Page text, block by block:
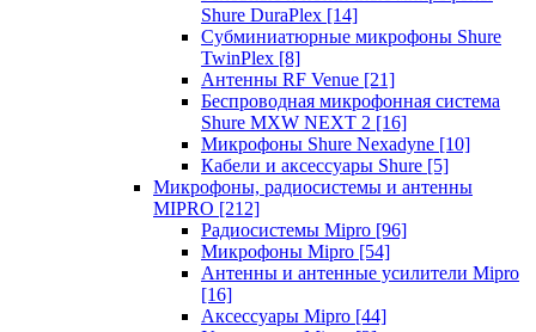
Shure DuraPlex [14]
Субминиатюрные микрофоны Shure
TwinPlex [8]
Антенны RF Venue [21]
Беспроводная микрофонная система
Shure MXW NEXT 2 [16]
Микрофоны Shure Nexadyne [10]
Кабели и аксессуары Shure [5]
Микрофоны, радиосистемы и антенны
MIPRO [212]
Радиосистемы Mipro [96]
Микрофоны Mipro [54]
Антенны и антенные усилители Mipro
[16]
Аксессуары Mipro [44]